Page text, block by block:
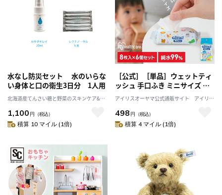
水なし防災セット 水のいらな
い身体と口の衛生3日分 1人用
北海道産てんさい糖と野菜のスキンケア&ヘ
1,100 円 （税込）
積算 10 マイル (1倍)
［公式］［単品］ウェットティ
ッシュ 手口ふき ミニサイズ あ
んしん Genki！手口ふき ミニタ
イプ TFM68P アイリスオーヤマ
アイリスオーヤマ公式通販サイト アイリス
498 円 （税込）
積算 4 マイル (1倍)